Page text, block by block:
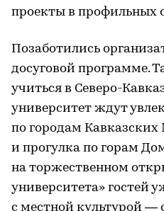
проекты в профильных
Позаботились
досуговой программе.
учиться в Северо-
университет ждут
по городам
и прогулка по горам
на торжественном
университета» гостей
с местной культурой